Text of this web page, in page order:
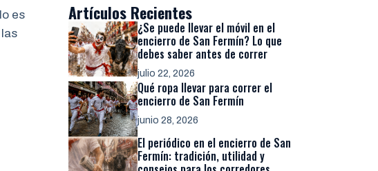
es
Artículos Recientes
¿Se puede llevar el móvil en el
encierro de San Fermín? Lo que
debes saber antes de correr
julio 22, 2026
Qué ropa llevar para correr el
encierro de San Fermín
junio 28, 2026
El periódico en el encierro de San
Fermín: tradición, utilidad y